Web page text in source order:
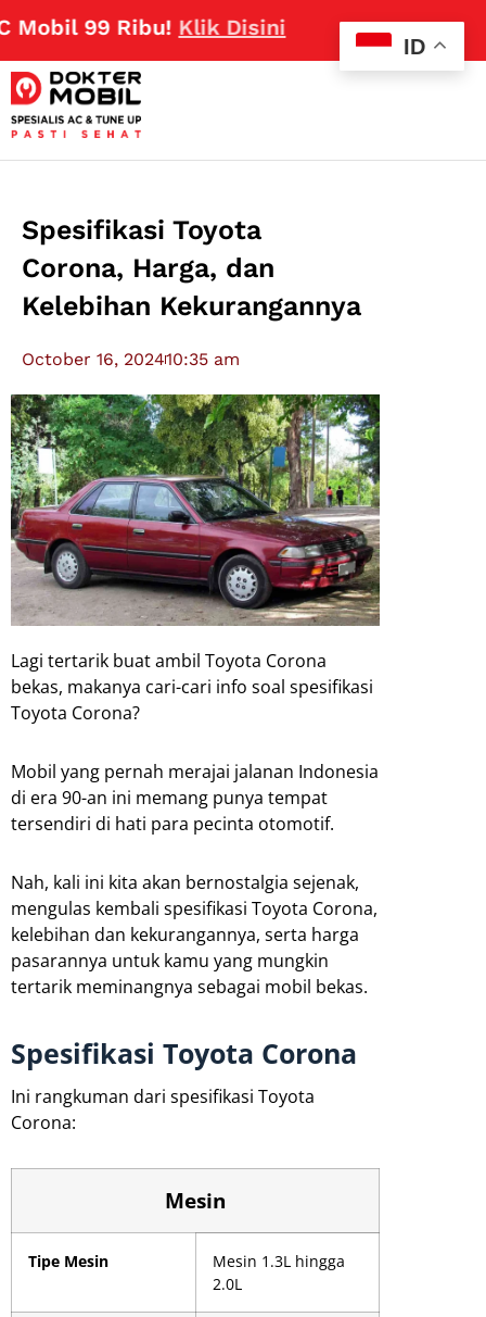
99 Ribu!Klik Disini
Spesifikasi Toyota
Corona, Harga, dan
Kelebihan Kekurangannya
October 16, 202410:35 am
Lagi tertarik buat ambil Toyota Corona
bekas, makanya cari-cari info soal spesifikasi
Toyota Corona?
Mobil yang pernah merajai jalanan Indonesia
di era 90-an ini memang punya tempat
tersendiri di hati para pecinta otomotif.
Nah, kali ini kita akan bernostalgia sejenak,
mengulas kembali spesifikasi Toyota Corona,
kelebihan dan kekurangannya, serta harga
pasarannya untuk kamu yang mungkin
tertarik meminangnya sebagai mobil bekas.
Spesifikasi Toyota Corona
Ini rangkuman dari spesifikasi Toyota
Corona:
Mesin
Tipe Mesin
Mesin 1.3L hingga
2.0L
ID